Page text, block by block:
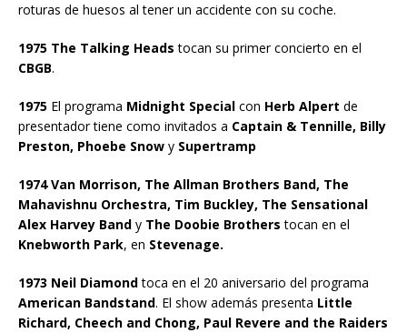
roturas de huesos al tener un accidente con su coche.
1975 The Talking Heads tocan su primer concierto en el
CBGB.
1975 El programa Midnight Special con Herb Alpert de
presentador tiene como invitados a Captain & Tennille, Billy
Preston, Phoebe Snow y Supertramp
1974 Van Morrison, The Allman Brothers Band, The
Mahavishnu Orchestra, Tim Buckley, The Sensational
Alex Harvey Band y The Doobie Brothers tocan en el
Knebworth Park, en Stevenage.
1973 Neil Diamondtoca en el 20 aniversario del programa
American Bandstand. El show además presenta Little
Richard, Cheech and Chong, Paul Revere and the Raiders